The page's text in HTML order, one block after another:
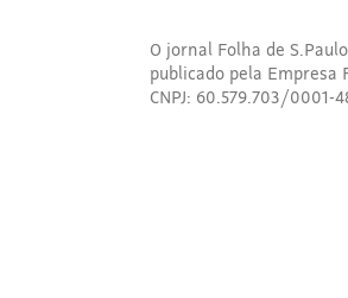
O jornal Folha de
publicado pela Empresa
CNPJ: 60.579.703/0001-